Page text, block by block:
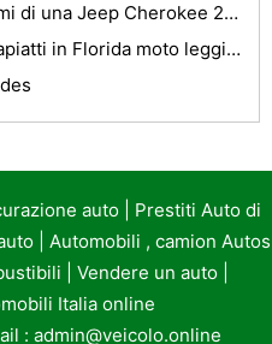
Come risolvere i problemi di una Jeep Cherokee 2000
Moto Licenza leggi portapiatti in Florida moto leggi targa
auto
Prestiti Auto di
Automobili , camion Autos
Vendere un auto|
Italia online
: admin@veicolo.online